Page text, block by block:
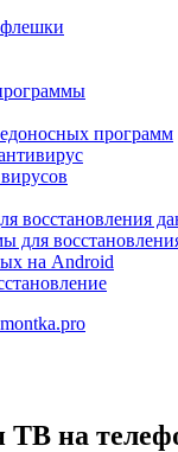
флешки
программ
восстановления
для
на Android
ТВ на